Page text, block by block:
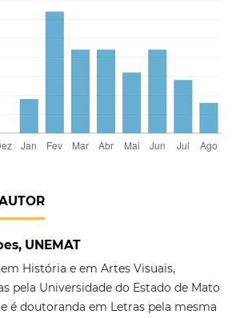
UNEMAT
História e em Artes Visuais,
pela Universidade do Estado de Mato
é doutoranda em Letras pela mesma